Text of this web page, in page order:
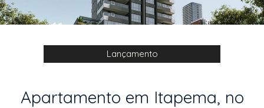
Lançamento
Apartamento em Itapema, no